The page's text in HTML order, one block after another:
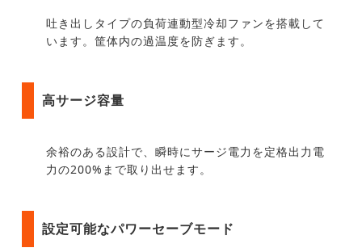
吐き出しタイプの負荷連動型冷却ファンを搭載して
います。筐体内の過温度を防ぎます。
高サージ容量
余裕のある設計で、瞬時にサージ電力を定格出力電
力の200%まで取り出せます。
設定可能なパワーセーブモード